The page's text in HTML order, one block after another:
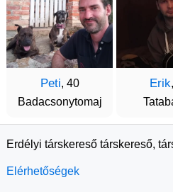
Peti, 40
Badacsonytomaj
Erik
Erdélyi társkereső társkereső,
Elérhetőségek